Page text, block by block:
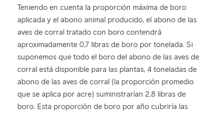
Teniendo en cuenta la proporción máxima de boro
aplicada y el abono animal producido, el abono de las
aves de corral tratado con boro contendrá
aproximadamente 0,7 libras de boro por tonelada. Si
suponemos que todo el boro del abono de las aves de
corral está disponible para las plantas, 4 toneladas de
abono de las aves de corral (la proporción promedio
que se aplica por acre) suministrarían 2,8 libras de
boro. Esta proporción de boro por año cubriría las